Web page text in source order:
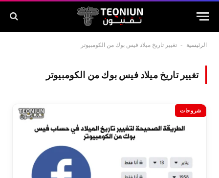
الرئيسية - تغيير تاريخ ميلاد فيس بوك من الكومبيوتر
تغيير تاريخ ميلاد فيس بوك من الكومبيوتر
شروحات